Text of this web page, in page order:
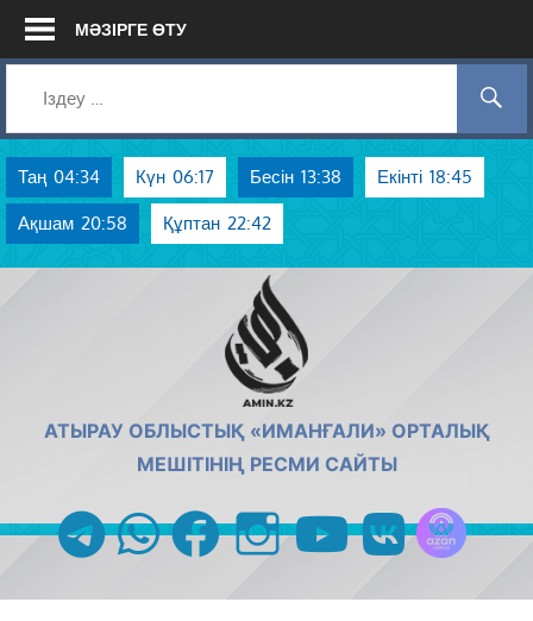
Skip
МӘЗІРГЕ ӨТУ
Таң 04:34 Күн 06:17 Бесін 13:38 Екінті 18:45
Ақшам 20:58 Құптан 22:42
АТЫРАУ ОБЛЫСТЫҚ «ИМАНҒАЛИ» ОРТАЛЫҚ
МЕШІТІНІҢ РЕСМИ САЙТЫ
telegramwhatsappfacebookinstagramyoutubevk